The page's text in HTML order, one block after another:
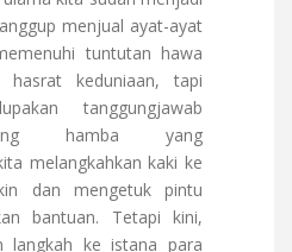
menjual ayat-ayat
tuntutan hawa
hasrat keduniaan, tapi
tanggungjawab
hamba yang
melangkahkan kaki ke
dan mengetuk pintu
bantuan. Tetapi kini,
langkah ke istana para